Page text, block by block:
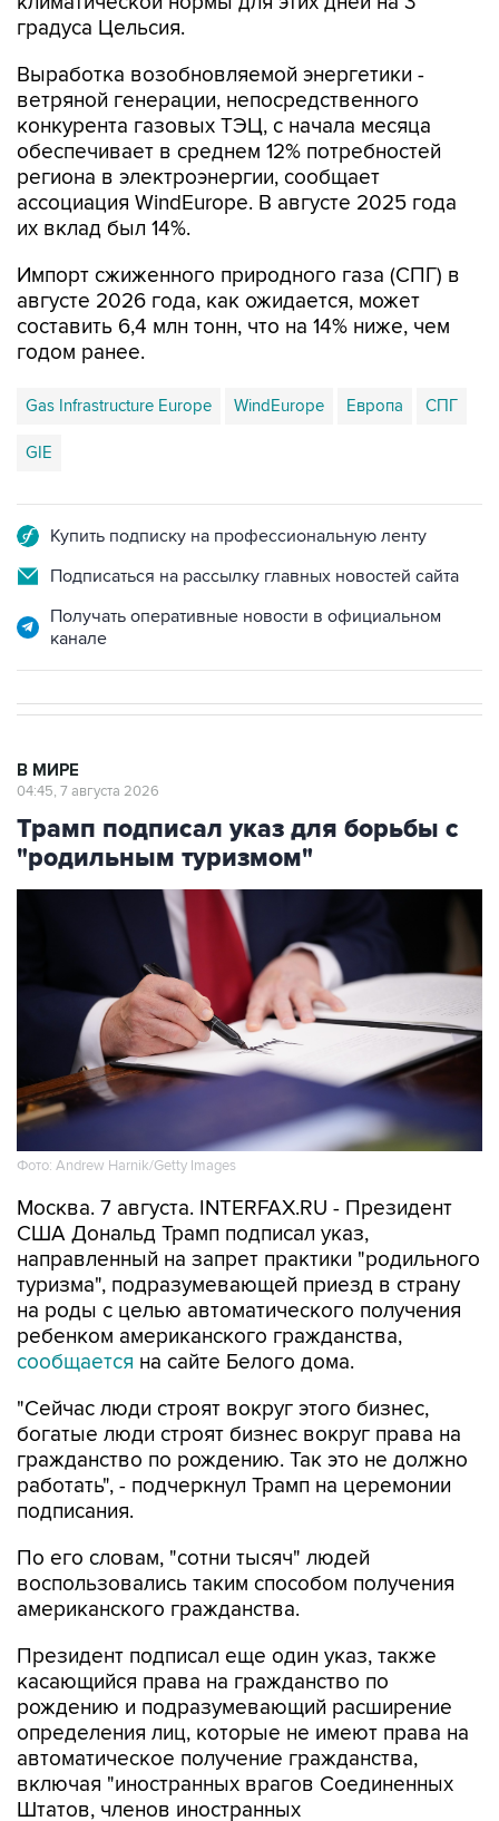
градуса Цельсия.
Выработка возобновляемой энергетики -
ветряной генерации, непосредственного
конкурента газовых ТЭЦ, с начала месяца
обеспечивает в среднем 12% потребностей
региона в электроэнергии, сообщает
ассоциация WindEurope. В августе 2025 года
их вклад был 14%.
Импорт сжиженного природного газа (СПГ) в
августе 2026 года, как ожидается, может
составить 6,4 млн тонн, что на 14% ниже, чем
годом ранее.
Gas Infrastructure Europe WindEurope Европа СПГ
GIE
Купить подписку на профессиональную ленту
Подписаться на рассылку главных новостей сайта
Получать оперативные новости в официальном
канале
В МИРЕ
04:45, 7 августа 2026
Трамп подписал указ для борьбы с
"родильным туризмом"
Фото: Andrew Harnik/Getty Images
Москва. 7 августа. INTERFAX.RU - Президент
США Дональд Трамп подписал указ,
направленный на запрет практики "родильного
туризма", подразумевающей приезд в страну
на роды с целью автоматического получения
ребенком американского гражданства,
сообщается на сайте Белого дома.
"Сейчас люди строят вокруг этого бизнес,
богатые люди строят бизнес вокруг права на
гражданство по рождению. Так это не должно
работать", - подчеркнул Трамп на церемонии
подписания.
По его словам, "сотни тысяч" людей
воспользовались таким способом получения
американского гражданства.
Президент подписал еще один указ, также
касающийся права на гражданство по
рождению и подразумевающий расширение
определения лиц, которые не имеют права на
автоматическое получение гражданства,
включая "иностранных врагов Соединенных
Штатов, членов иностранных